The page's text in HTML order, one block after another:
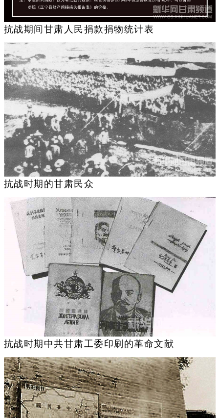
抗战期间甘肃人民捐款捐物统计表
抗战时期的甘肃民众
抗战时期中共甘肃工委印刷的革命文献